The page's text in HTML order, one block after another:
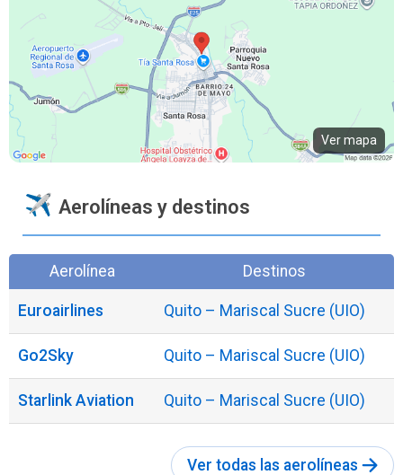
Ver mapa
Aerolíneas y destinos
Aerolínea Destinos
Euroairlines Quito – Mariscal Sucre (UIO)
Go2Sky Quito – Mariscal Sucre (UIO)
Starlink Aviation Quito – Mariscal Sucre (UIO)
Ver todas las aerolíneas